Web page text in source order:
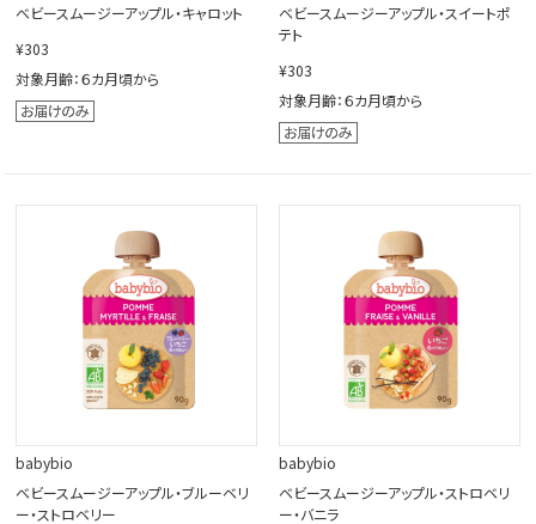
ベビースムージーアップル・キャロット
¥303
対象月齢：６カ月頃から
ベビースムージーアップル・スイートポ
テト
¥303
対象月齢：６カ月頃から
babybio
ベビースムージーアップル・ブルーベリ
ー・ストロベリー
babybio
ベビースムージーアップル・ストロベリ
ー・バニラ